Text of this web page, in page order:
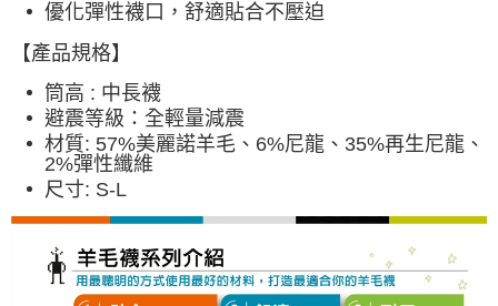
優化彈性襪口，舒適貼合不壓迫
【產品規格】
筒高 : 中長襪
避震等級：全輕量減震
材質: 57%美麗諾羊毛、6%尼龍、35%再生尼龍、
2%彈性纖維
尺寸: S-L